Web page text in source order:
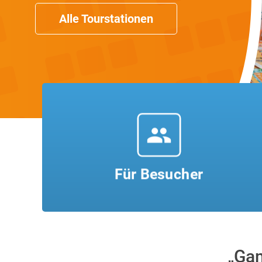
Alle Tourstationen
people
Für Besucher